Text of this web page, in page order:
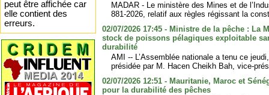
MADAR - Le ministère des Mines et de
881-2026, relatif aux règles régissant la
02/07/2026 17:45 - Ministre de la pêche : La
stock de poissons pélagiques exploitable
durabilité
AMI -- L’Assemblée nationale a tenu ce
présidée par M. Hacen Cheikh Bah, vice-
02/07/2026 12:51 - Mauritanie, Maroc et
pour la durabilité des pêches